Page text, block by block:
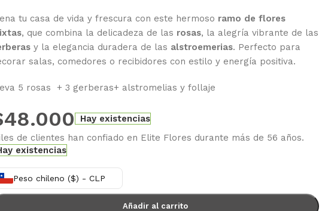
tu casa de vida y frescura con este hermoso ramo de flores
, que combina la delicadeza de las rosas, la alegría vibrante de las
y la elegancia duradera de las alstroemerias. Perfecto para
salas, comedores o recibidores con estilo y energía positiva.
5 rosas + 3 gerberas+ alstromelias y follaje
48.000 Hay existencias
de clientes han confiado en Elite Flores durante más de 56 años.
existencias
Peso chileno ($) - CLP
Añadir al carrito